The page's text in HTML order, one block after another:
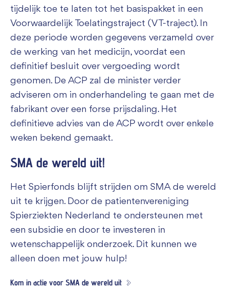
tijdelijk toe te laten tot het basispakket in een
Voorwaardelijk Toelatingstraject (VT-traject). In
deze periode worden gegevens verzameld over
de werking van het medicijn, voordat een
definitief besluit over vergoeding wordt
genomen. De ACP zal de minister verder
adviseren om in onderhandeling te gaan met de
fabrikant over een forse prijsdaling. Het
definitieve advies van de ACP wordt over enkele
weken bekend gemaakt.
SMA de wereld uit!
Het Spierfonds blijft strijden om SMA de wereld
uit te krijgen. Door de patientenvereniging
Spierziekten Nederland te ondersteunen met
een subsidie en door te investeren in
wetenschappelijk onderzoek. Dit kunnen we
alleen doen met jouw hulp!
Kom in actie voor SMA de wereld uit